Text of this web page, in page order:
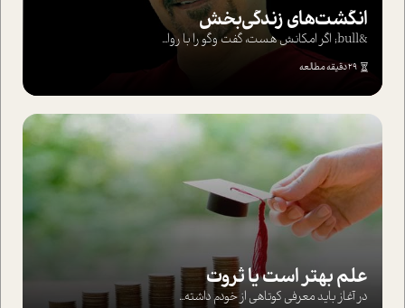
انگشت‌های‌ زندگی‌بخش
&bull; اگر امکانش هست، گفت وگو را با روا...
29 دقیقه مطالعه
علم بهتر است یا ثروت
در آغاز باید معرفی کوتاهی از خودم داشته...